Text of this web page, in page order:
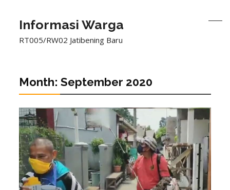
Informasi Warga
RT005/RW02 Jatibening Baru
Month:September 2020